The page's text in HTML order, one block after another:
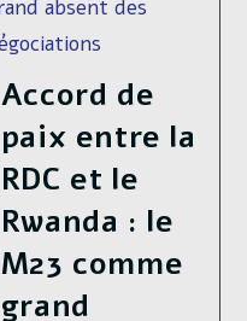
Accord de
paix entre la
RDC et le
Rwanda : le
M23 comme
grand